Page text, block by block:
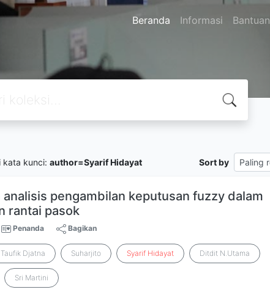
Beranda Informasi Bantuan
kata kunci: author=Syarif Hidayat Sort by
analisis pengambilan keputusan fuzzy dalam
rantai pasok
Penanda Bagikan
Taufik Djatna Suharjito Syarif Hidayat Ditdit N.Utama
Sri Martini